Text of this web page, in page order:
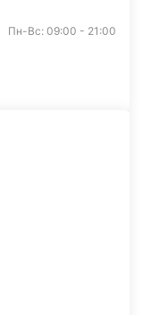
Пн-Вс: 09:00 - 21:00